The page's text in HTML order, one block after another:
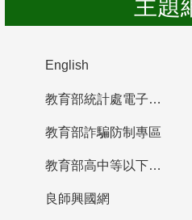
主題
English
教育部統計處電子書櫃
教育部詐騙防制專區
教育部高中等以下學校及幼兒園教師資格檢定考試
良師興國網